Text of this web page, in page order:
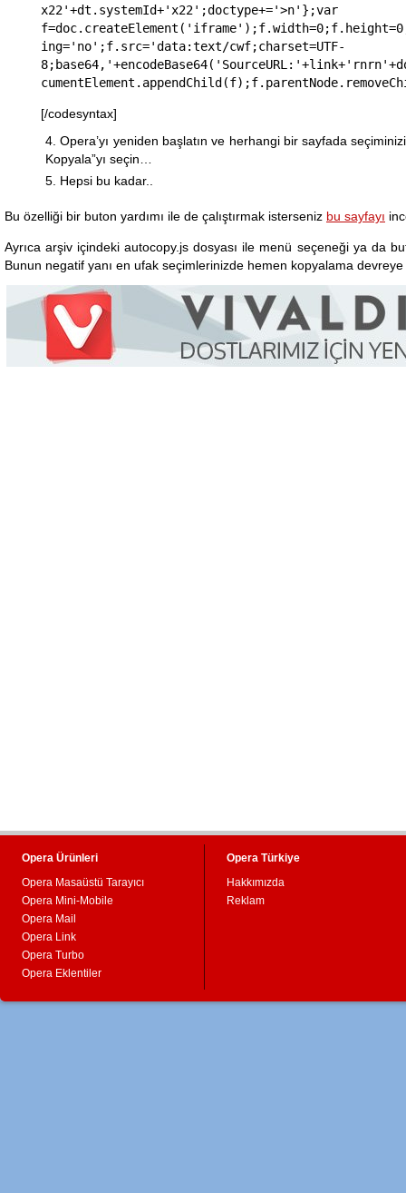
x22'+dt.systemId+'x22';doctype+='>n'};var
ing='no';f.src='data:text/cwf;charset=UTF-
[/codesyntax]
Opera’yı yeniden başlatın ve herhangi bir sayfada
Kopyala”yı seçin…
Hepsi bu kadar..
Bu özelliği bir buton yardımı ile de çalıştırmak isterseniz bu sayfayı
Ayrıca arşiv içindeki autocopy.js dosyası ile menü seçeneği ya da
Bunun negatif yanı en ufak seçimlerinizde hemen kopyalama
Opera Ürünleri
Opera Masaüstü Tarayıcı
Opera Mini-Mobile
Opera Mail
Opera Link
Opera Turbo
Opera Eklentiler
Opera Türkiye
Hakkımızda
Reklam